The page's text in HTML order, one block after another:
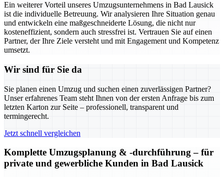
Ein weiterer Vorteil unseres Umzugsunternehmens in Bad Lausick
ist die individuelle Betreuung. Wir analysieren Ihre Situation genau
und entwickeln eine maßgeschneiderte Lösung, die nicht nur
kosteneffizient, sondern auch stressfrei ist. Vertrauen Sie auf einen
Partner, der Ihre Ziele versteht und mit Engagement und Kompetenz
umsetzt.
Wir sind für Sie da
Sie planen einen Umzug und suchen einen zuverlässigen Partner?
Unser erfahrenes Team steht Ihnen von der ersten Anfrage bis zum
letzten Karton zur Seite – professionell, transparent und
termingerecht.
Jetzt schnell vergleichen
Komplette Umzugsplanung & -durchführung – für
private und gewerbliche Kunden in Bad Lausick